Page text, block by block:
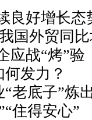
良好增长态
国外贸同
应战“烤”验
发力？
老底子”炼
住得安心”